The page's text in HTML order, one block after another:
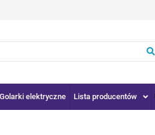
Golarki elektryczne Lista producentów